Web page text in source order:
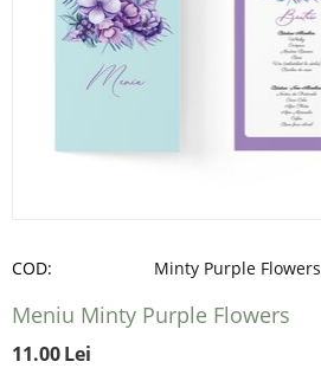
COD: Minty Purple Flowers
Meniu Minty Purple Flowers
11.00Lei